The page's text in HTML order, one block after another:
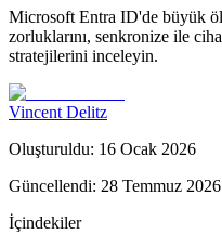
Microsoft Entra ID'de büyük
zorluklarını, senkronize ile
stratejilerini inceleyin.
Vincent Delitz
Oluşturuldu: 16 Ocak 2026
Güncellendi: 28 Temmuz 2026
İçindekiler